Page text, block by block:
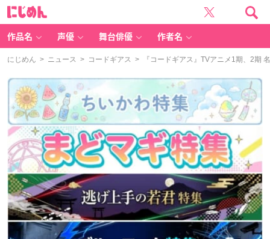
作品名 声優 舞台俳優 作者名
にじめん > ニュース > コードギアス > 『コードギアス』TVアニメ1期、2期